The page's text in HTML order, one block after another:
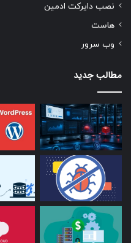
نصب دایرکت ادمین
هاست
وب سرور
مطالب جدید